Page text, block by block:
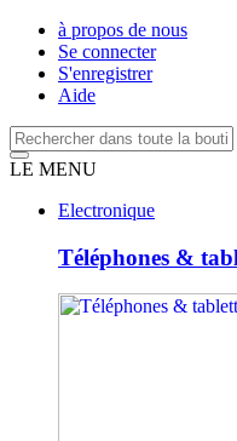
à propos de nous
Se connecter
S'enregistrer
Aide
LE MENU
Electronique
Téléphones &